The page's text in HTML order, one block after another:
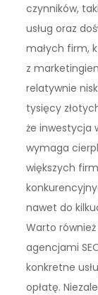
czynników,
usług oraz
małych firm,
z
relatywnie
tysięcy
że inwestycja
wymaga
większych
nawet do
Warto
agencjami
konkretne
opłatę.